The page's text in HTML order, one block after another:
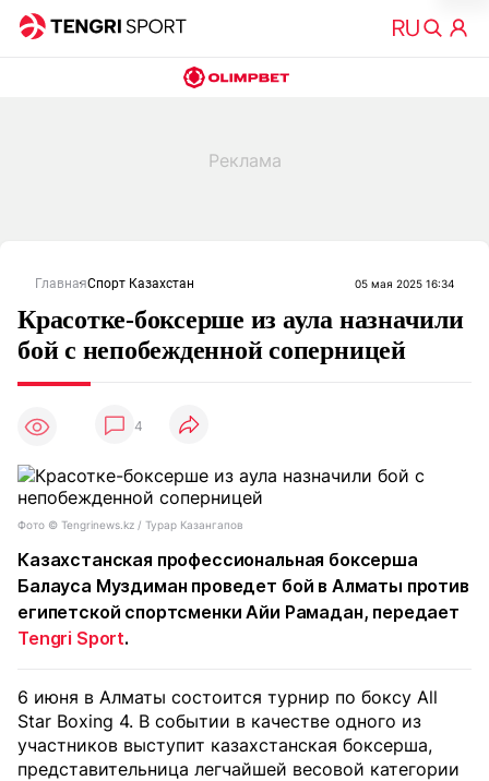
ГлавнаяСпорт Казахстан 05 мая 2025 16:34
Красотке-боксерше из аула назначили
бой с непобежденной соперницей
4
Фото ©️ Tengrinews.kz / Турар Казангапов
Казахстанская профессиональная боксерша
Балауса Муздиман проведет бой в Алматы против
египетской спортсменки Айи Рамадан, передает
Tengri Sport.
6 июня в Алматы состоится турнир по боксу All
Star Boxing 4. В событии в качестве одного из
участников выступит казахстанская боксерша,
представительница легчайшей весовой категории